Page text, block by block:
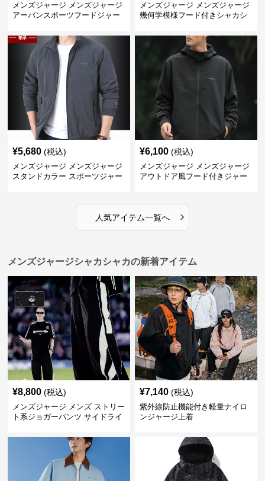
メンズジャージ メンズジャージ
アーバンスポーツフードジャー
メンズジャージ メンズジャージ
幾何学模様フード付きシャカシ
¥5,680 (税込)
メンズジャージ メンズジャージ
スタンドカラー スポーツジャー
¥6,100 (税込)
メンズジャージ メンズジャージ
アウトドア風フード付きジャー
人気アイテム一覧へ ›
メンズジャージシャカシャカの新着アイテム
¥8,800 (税込)
メンズジャージ メンズ ストリー
ト系ジョガーパンツ サイドライ
¥7,140 (税込)
紫外線防止機能付き軽量ナイロ
ンジャージ上着